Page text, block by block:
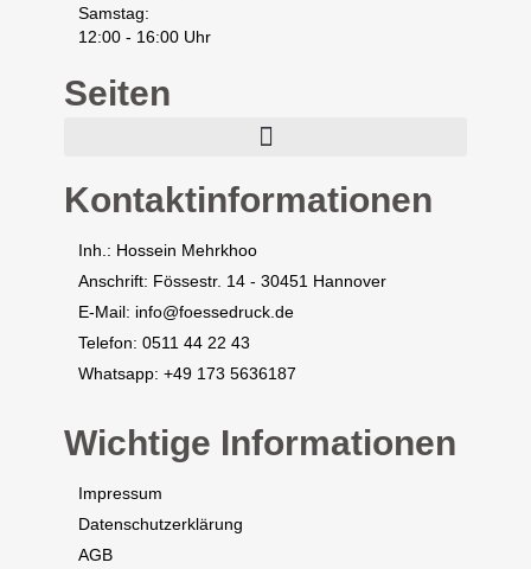
Samstag:
12:00 - 16:00 Uhr
Seiten
Kontaktinformationen
Inh.: Hossein Mehrkhoo
Anschrift: Fössestr. 14 - 30451 Hannover
E-Mail: info@foessedruck.de
Telefon: 0511 44 22 43
Whatsapp: +49 173 5636187
Wichtige Informationen
Impressum
​​Datenschutzerklärung
AGB